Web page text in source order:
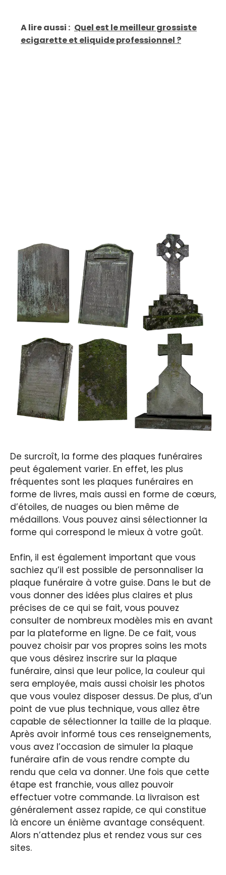
A lire aussi : Quel est le meilleur grossiste
ecigarette et eliquide professionnel ?
De surcroît, la forme des plaques funéraires
peut également varier. En effet, les plus
fréquentes sont les plaques funéraires en
forme de livres, mais aussi en forme de cœurs,
d’étoiles, de nuages ou bien même de
médaillons. Vous pouvez ainsi sélectionner la
forme qui correspond le mieux à votre goût.
Enfin, il est également important que vous
sachiez qu’il est possible de personnaliser la
plaque funéraire à votre guise. Dans le but de
vous donner des idées plus claires et plus
précises de ce qui se fait, vous pouvez
consulter de nombreux modèles mis en avant
par la plateforme en ligne. De ce fait, vous
pouvez choisir par vos propres soins les mots
que vous désirez inscrire sur la plaque
funéraire, ainsi que leur police, la couleur qui
sera employée, mais aussi choisir les photos
que vous voulez disposer dessus. De plus, d’un
point de vue plus technique, vous allez être
capable de sélectionner la taille de la plaque.
Après avoir informé tous ces renseignements,
vous avez l’occasion de simuler la plaque
funéraire afin de vous rendre compte du
rendu que cela va donner. Une fois que cette
étape est franchie, vous allez pouvoir
effectuer votre commande. La livraison est
généralement assez rapide, ce qui constitue
là encore un énième avantage conséquent.
Alors n’attendez plus et rendez vous sur ces
sites.